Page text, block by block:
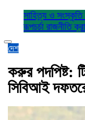
সাহিত্য ও সংস্কৃতি
রূপচর্চা রাজনীতি
দেশ
করুর পদপিষ্ট:
সিবিআই